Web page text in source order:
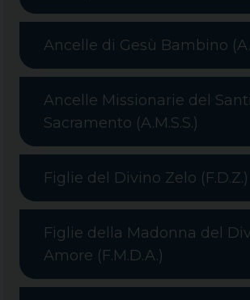
Ancelle di Gesù Bambino
Ancelle Missionarie del
Sacramento (A.M.S.S.)
Figlie del Divino Zelo (F.D.Z.)
Figlie della Madonna del
Amore (F.M.D.A.)